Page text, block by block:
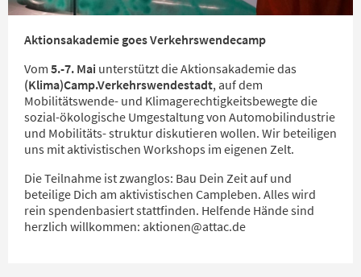
Aktionsakademie goes Verkehrswendecamp
Vom 5.-7. Mai unterstützt die Aktionsakademie das
(Klima)Camp.Verkehrswendestadt, auf dem
Mobilitätswende- und Klimagerechtigkeitsbewegte die
sozial-ökologische Umgestaltung von Automobilindustrie
und Mobilitäts- struktur diskutieren wollen. Wir beteiligen
uns mit aktivistischen Workshops im eigenen Zelt.
Die Teilnahme ist zwanglos: Bau Dein Zeit auf und
beteilige Dich am aktivistischen Campleben. Alles wird
rein spendenbasiert stattfinden. Helfende Hände sind
herzlich willkommen: aktionen@attac.de